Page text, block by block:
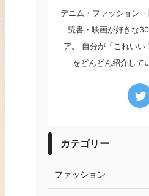
デニム・ファッション
読書・映画が好きな
ア。 自分が「これいい
をどんどん紹介して
カテゴリー
ファッション